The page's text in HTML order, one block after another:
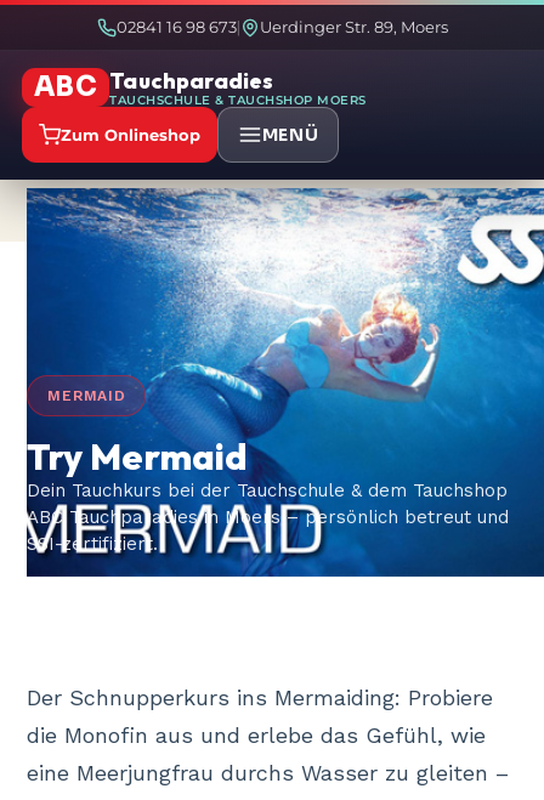
02841 16 98 673| Uerdinger Str. 89, Moers
ABC Tauchparadies
TAUCHSCHULE & TAUCHSHOP MOERS
Zum Onlineshop MENÜ
Start / Tauchkurse / Try Mermaid
MERMAID
Try Mermaid
Dein Tauchkurs bei der Tauchschule & dem Tauchshop
ABC Tauchparadies in Moers – persönlich betreut und
SSI-zertifiziert.
Der Schnupperkurs ins Mermaiding: Probiere
die Monofin aus und erlebe das Gefühl, wie
eine Meerjungfrau durchs Wasser zu gleiten –